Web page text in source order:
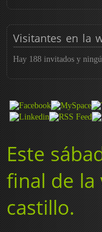
Visitantesen la
Hay 188 invitados y
Este
final de la
castillo.